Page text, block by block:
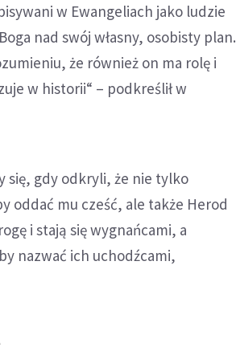
w Ewangeliach jako ludzie
nad swój własny, osobisty plan.
że również on ma rolę i
w historii“ – podkreślił w
się, gdy odkryli, że nie tylko
oddać mu cześć, ale także Herod
i stają się wygnańcami, a
nazwać ich uchodźcami,